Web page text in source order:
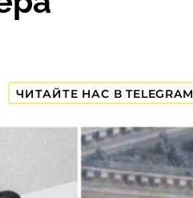
ЧИТАЙТЕ НАС В TELEGRAM